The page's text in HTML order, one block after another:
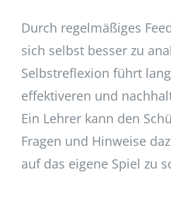
Durch regelmäßiges
sich selbst besser zu
Selbstreflexion führt
effektiveren und
Ein Lehrer kann den
Fragen und Hinweise
auf das eigene Spiel zu